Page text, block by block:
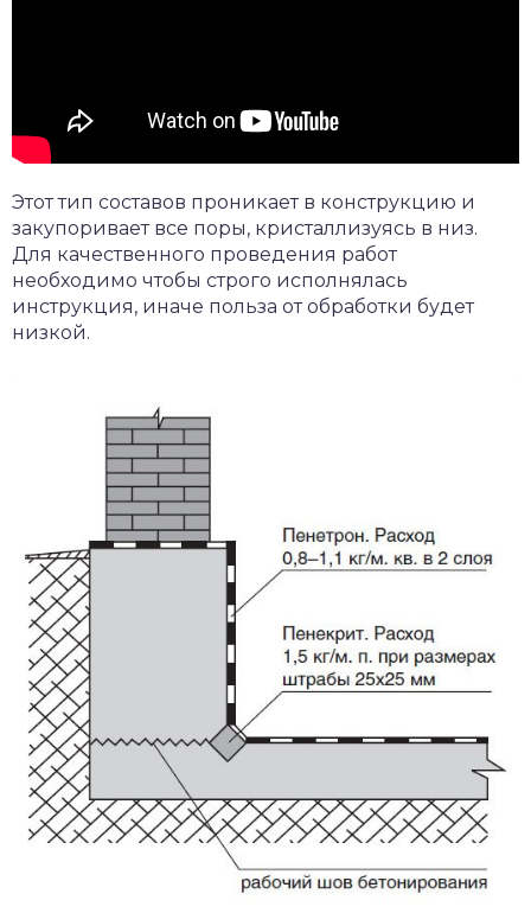
Этот тип составов проникает в конструкцию и
закупоривает все поры, кристаллизуясь в низ.
Для качественного проведения работ
необходимо чтобы строго исполнялась
инструкция, иначе польза от обработки будет
низкой.